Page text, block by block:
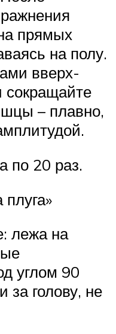
прямых
на полу.
вверх-
сокращайте
– плавно,
по 20 раз.
лежа на
углом 90
за голову, не